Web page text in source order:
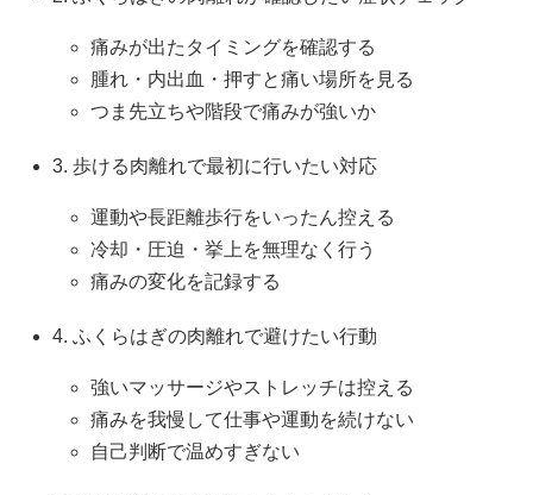
痛みが出たタイミングを確認する
腫れ・内出血・押すと痛い場所を見る
つま先立ちや階段で痛みが強いか
3. 歩ける肉離れで最初に行いたい対応
運動や長距離歩行をいったん控える
冷却・圧迫・挙上を無理なく行う
痛みの変化を記録する
4. ふくらはぎの肉離れで避けたい行動
強いマッサージやストレッチは控える
痛みを我慢して仕事や運動を続けない
自己判断で温めすぎない